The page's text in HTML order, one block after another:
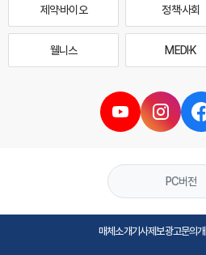
제약·바이오 정책·사회
웰니스 MEDI·K
PC버전
매체소개기사제보광고문의